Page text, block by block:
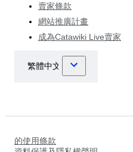
賣家條款
網站推廣計畫
成為Catawiki Live賣家
的使用條款